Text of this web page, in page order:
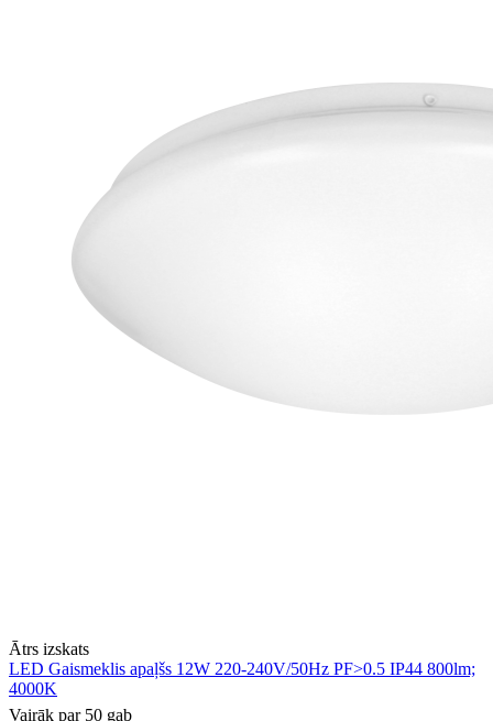
Ātrs izskats
LED Gaismeklis apaļšs 12W 220-240V/50Hz PF>0.5 IP44 800lm;
4000K
Vairāk par 50 gab